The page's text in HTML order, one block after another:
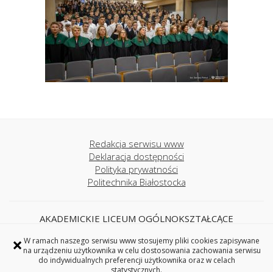
× W ramach naszego serwisu www stosujemy pliki cookies zapisywane
na urządzeniu użytkownika w celu dostosowania zachowania serwisu
do indywidualnych preferencji użytkownika oraz w celach
statystycznych.
Redakcja serwisu www
Deklaracja dostępności
Polityka prywatności
Politechnika Białostocka
AKADEMICKIE LICEUM OGÓLNOKSZTAŁCĄCE
ul. Wiejska 45A, 15-351 Białystok,
tel. 85 746 71 31